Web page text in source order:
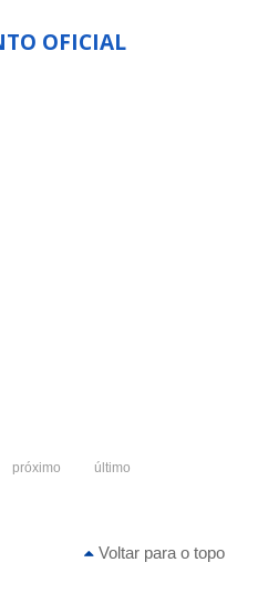
OFICIAL
próximo último
Voltar para o topo